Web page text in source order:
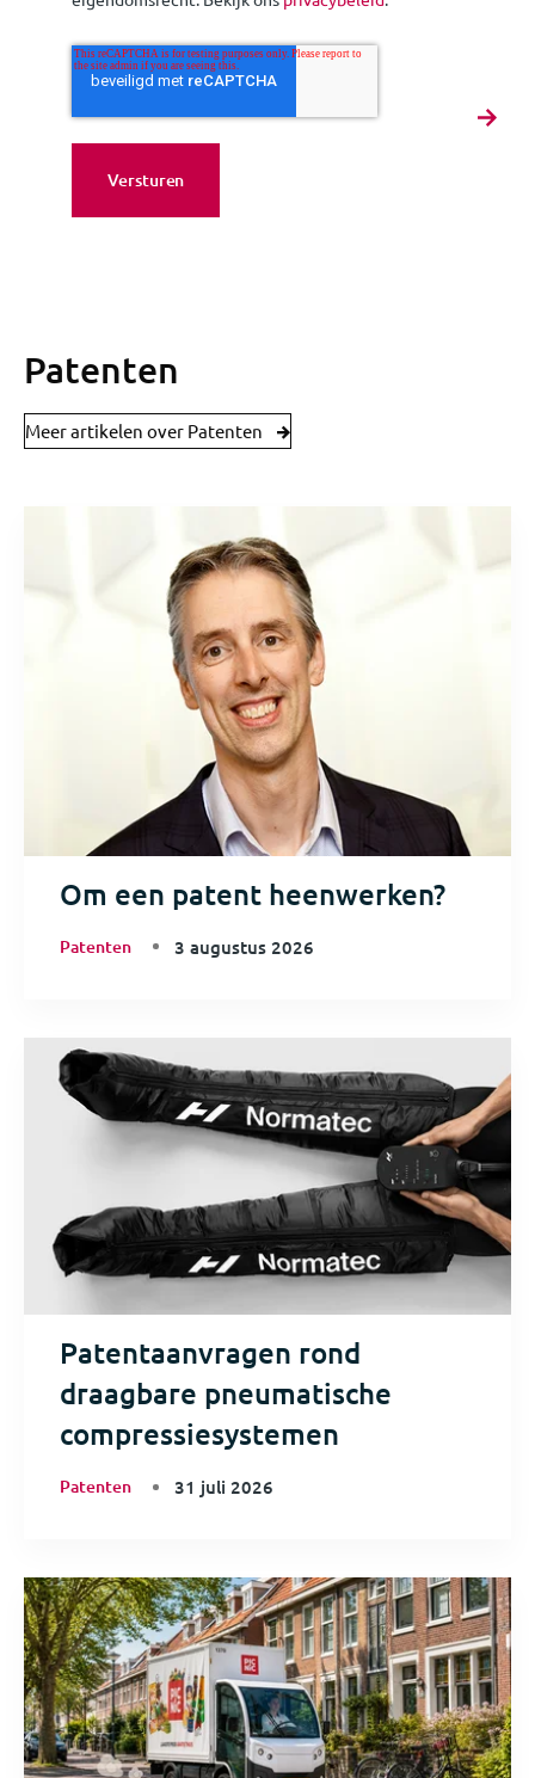
Patenten
Meer artikelen over Patenten
Om een patent heenwerken?
Patenten 3 augustus 2026
Patentaanvragen rond
draagbare pneumatische
compressiesystemen
Patenten 31 juli 2026